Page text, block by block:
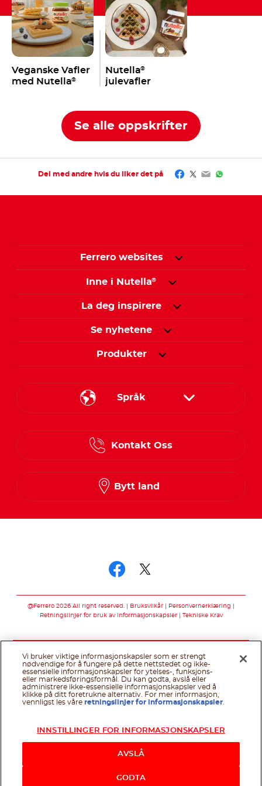
Veganske Vafler
med Nutella®
Nutella®
julevafler
Se alle oppskrifter
Del med andre hvis du liker det på Facebook
Twitter
Email
Ferrero websites
Inne i Nutella®
La deg inspirere
Se nyhetene
Produkter
Språk
Norwegian
Kontakt Oss
Bytt land
@Ferrero 2026 All right reserved. Bruksvilkår
Personvernerklæring
Retningslinjer for bruk av informasjonskapsler
Tekniske Krav
Vi bruker viktige informasjonskapsler som er strengt
nødvendige for å fungere på dette nettstedet og ikke-
essensielle informasjonskapsler for ytelses-, funksjons-
eller markedsføringsformål. Du kan godta, avslå eller
administrere ikke-essensielle informasjonskapsler ved å
klikke på ditt foretrukne alternativ. For mer informasjon,
vennligst les våreretningslinjer for informasjonskapsler
INNSTILLINGER FOR INFORMASJONSKAPSLER
AVSLÅ
GODTA